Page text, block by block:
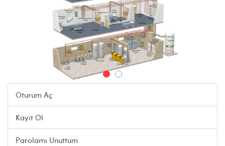
Oturum Aç
Kayıt Ol
Parolamı Unuttum